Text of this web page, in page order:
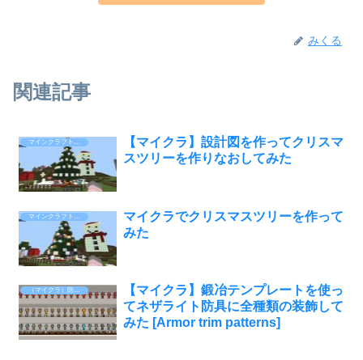
みくる
関連記事
マインクラフト Minecraft
【マイクラ】設計図を作ってクリスマ
スツリーを作りなおしてみた
マイクラでクリスマスツリーを作って
みた
（マイクラ）防具の装飾
【マイクラ】鍛冶テンプレートを使っ
てネザライト防具に全種類の装飾して
みた [Armor trim patterns]